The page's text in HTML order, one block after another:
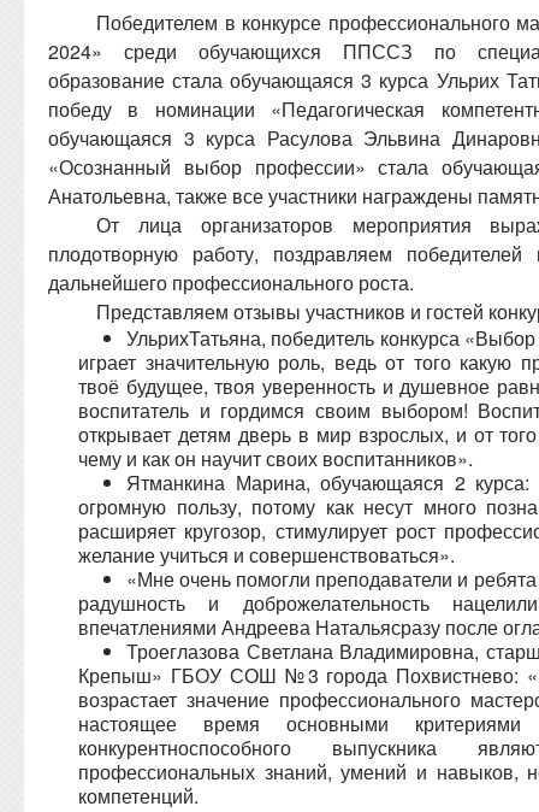
Победителем в конкурсе профессионального
2024» среди обучающихся ППССЗ по
образование стала обучающаяся 3 курса Ульрих
победу в номинации «Педагогическая
обучающаяся 3 курса Расулова Эльвина
«Осознанный выбор профессии» стала
Анатольевна, также все участники награждены
От лица организаторов мероприятия
плодотворную работу, поздравляем
дальнейшего профессионального роста.
Представляем отзывы участников и гостей
УльрихТатьяна, победитель конкурса
играет значительную роль, ведь от того
твоё будущее, твоя уверенность и душевное
воспитатель и гордимся своим выбором!
открывает детям дверь в мир взрослых, и от
чему и как он научит своих воспитанников».
Ятманкина Марина, обучающаяся 2
огромную пользу, потому как несут много
расширяет кругозор, стимулирует рост
желание учиться и совершенствоваться».
«Мне очень помогли преподаватели и
радушность и доброжелательность
впечатлениями Андреева Натальясразу после
Троеглазова Светлана Владимировна,
Крепыш» ГБОУ СОШ №3 города Похвистнево:
возрастает значение профессионального
настоящее время основными критериями
конкурентноспособного выпускника
профессиональных знаний, умений и навыков,
компетенций.